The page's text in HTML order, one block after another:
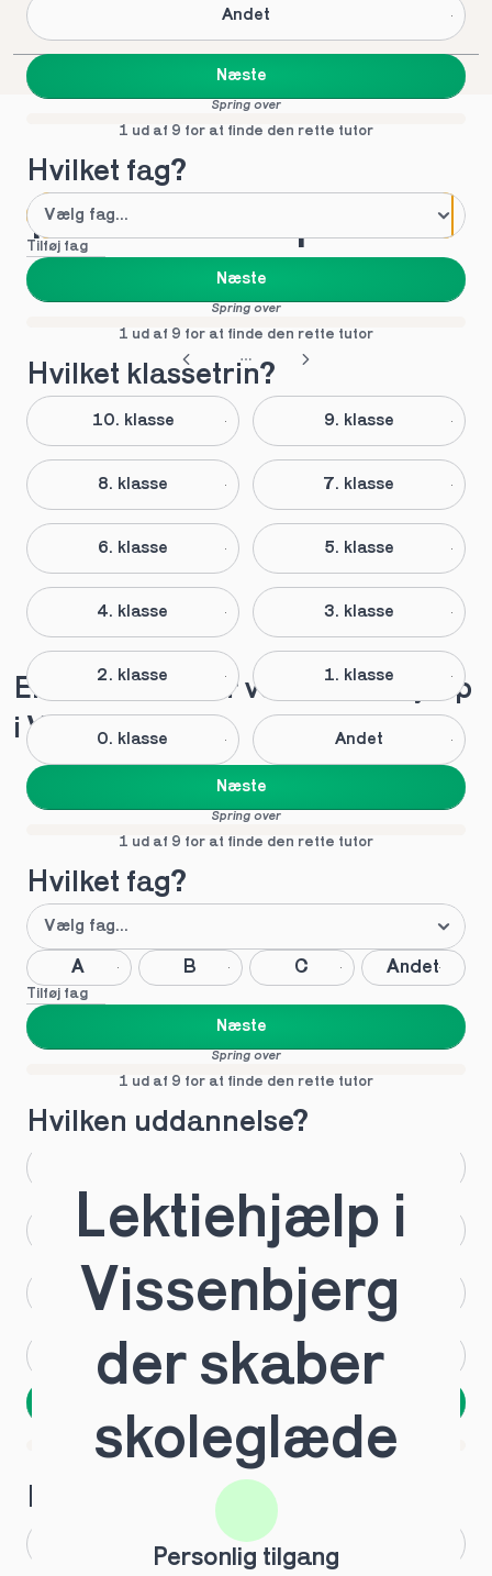
Andet
Næste
Spring over
1 ud af 9 for at finde den rette tutor
Hvilket fag?
Tilføj fag
Næste
Spring over
1 ud af 9 for at finde den rette tutor
Hvilket klassetrin?
10. klasse 9. klasse
8. klasse 7. klasse
6. klasse 5. klasse
4. klasse 3. klasse
2. klasse 1. klasse
0. klasse Andet
Næste
Spring over
1 ud af 9 for at finde den rette tutor
Hvilket fag?
A B C Andet
Tilføj fag
Næste
Spring over
1 ud af 9 for at finde den rette tutor
Hvilken uddannelse?
HTX HF
IB EUX
Andet Ved ikke
Spring over
1 ud af 9 for at finde den rette tutor
Hvilken årgang?
Mød vores top tutors
i Vissenbjerg
Elever anbefaler vores lektiehjælp
i Vissenbjerg
Lektiehjælp i
Vissenbjerg
der skaber
skoleglæde
Personlig tilgang